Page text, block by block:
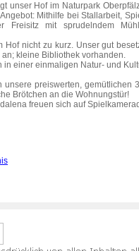
unser Hof im Naturpark
Mithilfe bei Stallarbeit,
Freisitz mit sprudelndem
Hof nicht zu kurz. Unser gut
kleine Bibliothek vorhanden.
einer einmaligen Natur- und
unsere preiswerten, gemütlichen
Brötchen an die Wohnungstür!
freuen sich auf